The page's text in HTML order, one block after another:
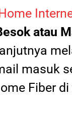
atau
masuk
Fiber